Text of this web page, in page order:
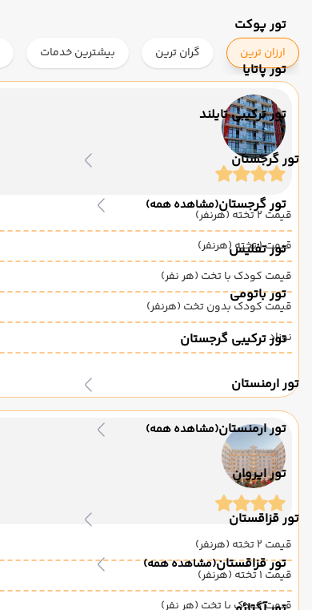
تور پوکت
تور پاتایا
تور ترکیبی تایلند
تور گرجستان
تور گرجستان(مشاهده همه)
تور تفلیس
تور باتومی
تور ترکیبی گرجستان
تور ارمنستان
تور ارمنستان(مشاهده همه)
تور ایروان
تور قزاقستان
تور قزاقستان(مشاهده همه)
ارزان ترین گران ترین بیشترین خدمات
قیمت 2 تخته (هرنفر)
قیمت 1 تخته (هرنفر)
قیمت کودک با تخت (هر نفر)
قیمت کودک بدون تخت (هرنفر)
نوزاد
قیمت 2 تخته (هرنفر)
قیمت 1 تخته (هرنفر)
قیمت کودک با تخت (هر نفر)